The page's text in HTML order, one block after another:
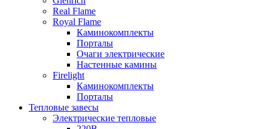
Rеal Flame
Royal Flame
Каминокомплекты
Порталы
Очаги электрические
Настенные камины
Firelight
Каминокомплекты
Порталы
Тепловые завесы
Электрические тепловые